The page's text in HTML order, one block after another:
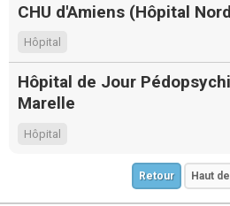
CHU d'Amiens (Hôpital
Hôpital
Hôpital de Jour
Marelle
Hôpital
Retour Haut